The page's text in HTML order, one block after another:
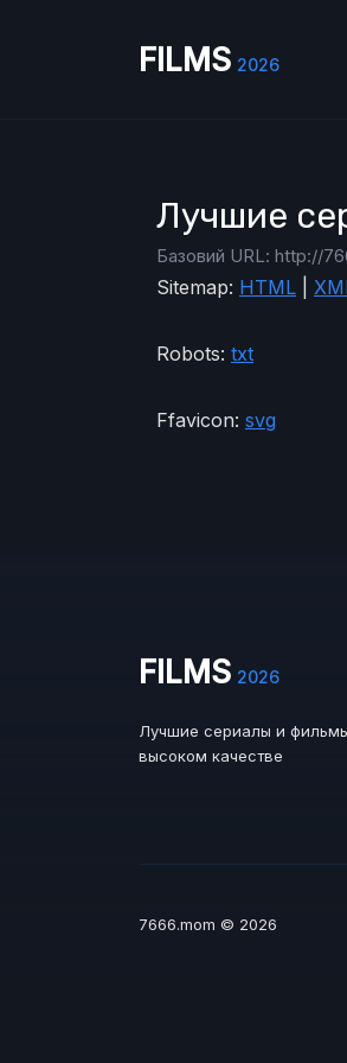
FILMS 2026
Лучшие
Базовий URL: http://
Sitemap: HTML
Robots: txt
Ffavicon: svg
FILMS 2026
Лучшие сериалы и
высоком качестве
7666.mom © 2026